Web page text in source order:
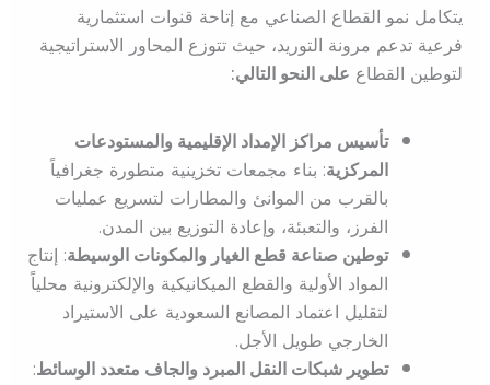
يتكامل نمو القطاع الصناعي مع إتاحة قنوات استثمارية
فرعية تدعم مرونة التوريد، حيث تتوزع المحاور الاستراتيجية
لتوطين القطاع على النحو التالي:
تأسيس مراكز الإمداد الإقليمية والمستودعات
المركزية: بناء مجمعات تخزينية متطورة جغرافياً
بالقرب من الموانئ والمطارات لتسريع عمليات
الفرز، والتعبئة، وإعادة التوزيع بين المدن.
توطين صناعة قطع الغيار والمكونات الوسيطة: إنتاج
المواد الأولية والقطع الميكانيكية والإلكترونية محلياً
لتقليل اعتماد المصانع السعودية على الاستيراد
الخارجي طويل الأجل.
تطوير شبكات النقل المبرد والجاف متعدد الوسائط: